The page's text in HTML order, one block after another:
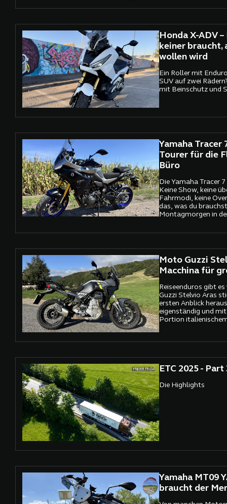
Honda X-ADV –
keiner braucht,
wollen wird
Ein Roller mit
SUV auf zwei
mit Beinschutz und
Yamaha Tracer
Tourer für die
Büro
Die Yamaha Tracer
Keine Show, keine
Fahrmodi, keine
das, was du
Montagmorgen in
willst. Sie ist leicht,
Moto Guzzi
Macchina für
Reiseenduros gibt
Guzzi Stelvio Aras
ersten Anblick
eigenständig und
Portion
genau das, was man
will. Und wenn der
Motorrad mit
ETC 2025 - Part
Die Highlights
Yamaha MT09
braucht der